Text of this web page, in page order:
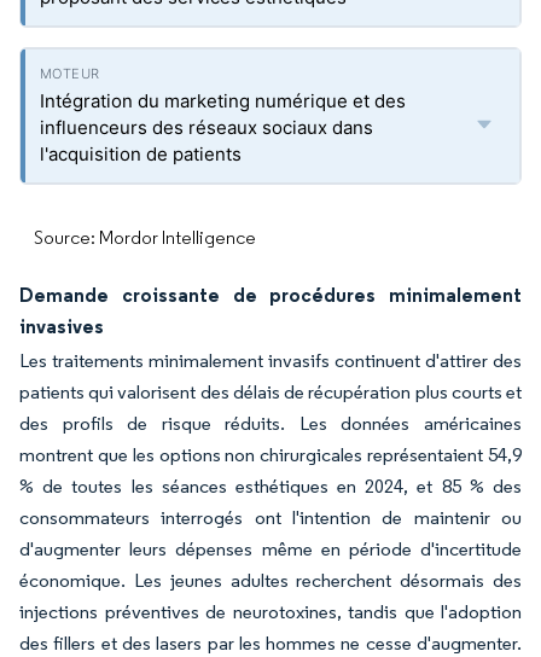
Intégration du marketing numérique et des
influenceurs des réseaux sociaux dans
l'acquisition de patients
Source: Mordor Intelligence
Demande croissante de procédures minimalement
invasives
Les traitements minimalement invasifs continuent d'attirer des
patients qui valorisent des délais de récupération plus courts et
des profils de risque réduits. Les données américaines
montrent que les options non chirurgicales représentaient 54,9
% de toutes les séances esthétiques en 2024, et 85 % des
consommateurs interrogés ont l'intention de maintenir ou
d'augmenter leurs dépenses même en période d'incertitude
économique. Les jeunes adultes recherchent désormais des
injections préventives de neurotoxines, tandis que l'adoption
des fillers et des lasers par les hommes ne cesse d'augmenter.